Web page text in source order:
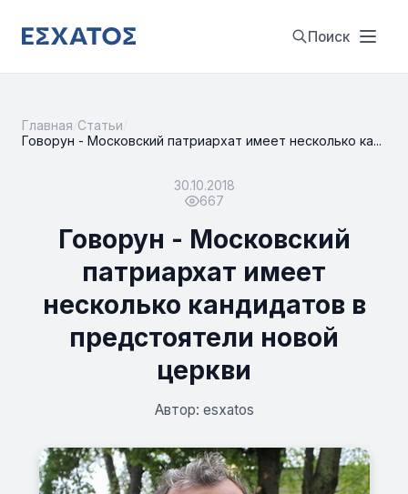
Поиск
Главная Статьи
Говорун - Московский патриархат имеет несколько ка...
30.10.2018
667
Говорун - Московский
патриархат имеет
несколько кандидатов в
предстоятели новой
церкви
Автор: esxatos